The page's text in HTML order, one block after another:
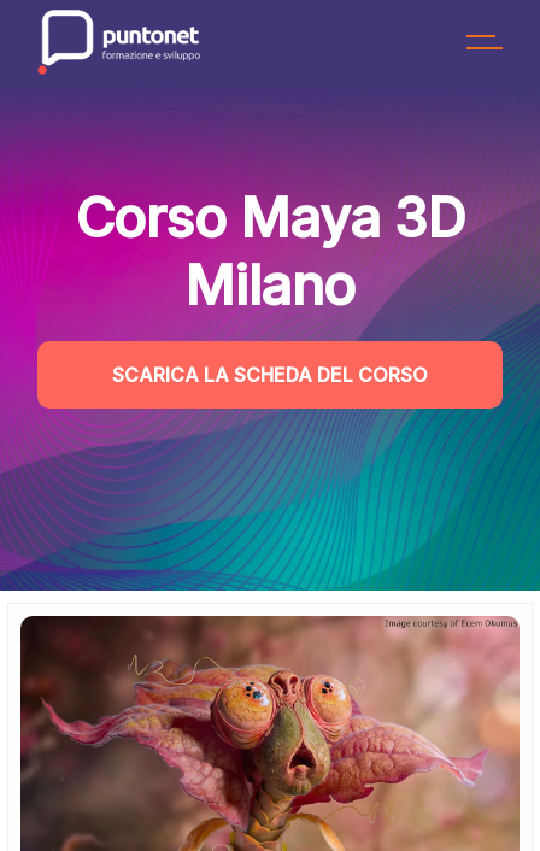
content
Corso Maya 3D
Milano
SCARICA LA SCHEDA DEL CORSO